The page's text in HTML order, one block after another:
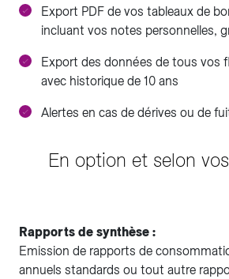
Export PDF de vos tableaux de
incluant vos notes personnelles,
Export des données de tous vos
avec historique de 10 ans
Alertes en cas de dérives ou de
En option et selon
Rapports de synthèse :
Emission de rapports de
annuels standards ou tout autre